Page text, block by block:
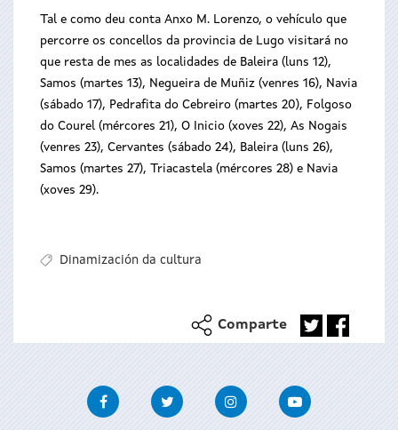
Tal e como deu conta Anxo M. Lorenzo, o vehículo que
percorre os concellos da provincia de Lugo visitará no
que resta de mes as localidades de Baleira (luns 12),
Samos (martes 13), Negueira de Muñiz (venres 16), Navia
(sábado 17), Pedrafita do Cebreiro (martes 20), Folgoso
do Courel (mércores 21), O Inicio (xoves 22), As Nogais
(venres 23), Cervantes (sábado 24), Baleira (luns 26),
Samos (martes 27), Triacastela (mércores 28) e Navia
(xoves 29).
Dinamización da cultura
Comparte
FacebookTwitter InstagramYoutube